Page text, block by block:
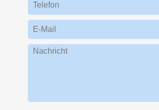
Telefon
E-Mail
Nachricht